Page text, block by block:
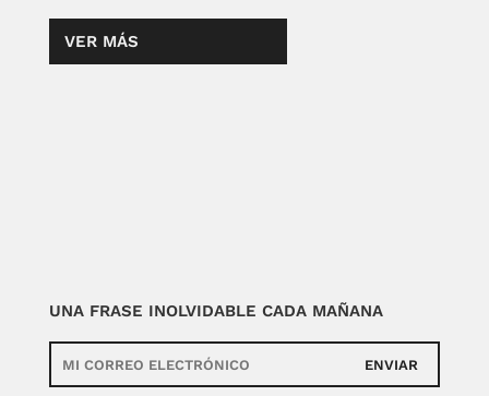
VER MÁS
UNA FRASE INOLVIDABLE CADA MAÑANA
ENVIAR